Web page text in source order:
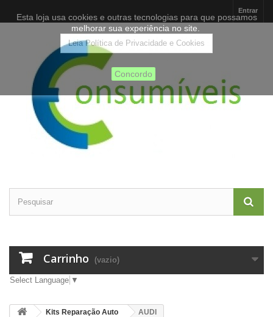
Entrar
Carrinho (vazio)
Select Language ▼
Kits Reparação Auto AUDI
Esta loja usa cookies e outras tecnologias para que possamos
melhorar sua experiência no site.
Leia Política de Privacidade e Cookies
Concordo